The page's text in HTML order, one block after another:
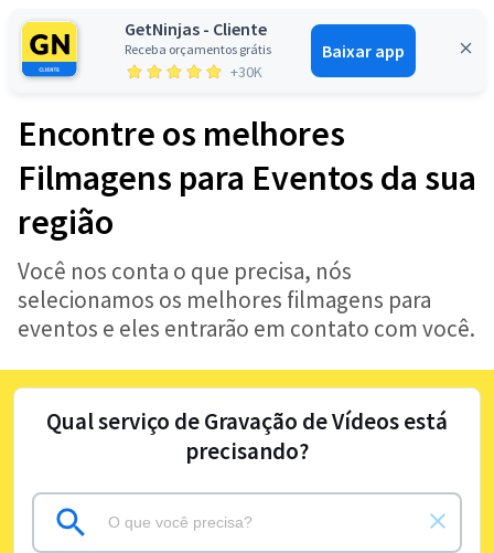
GetNinjas - Cliente
Receba orçamentos grátis
+30K
Baixar app
Entrar
Encontre os melhores
Filmagens para Eventos da sua
região
Você nos conta o que precisa, nós
selecionamos os melhores filmagens para
eventos e eles entrarão em contato com você.
Qual serviço de Gravação de Vídeos está
precisando?